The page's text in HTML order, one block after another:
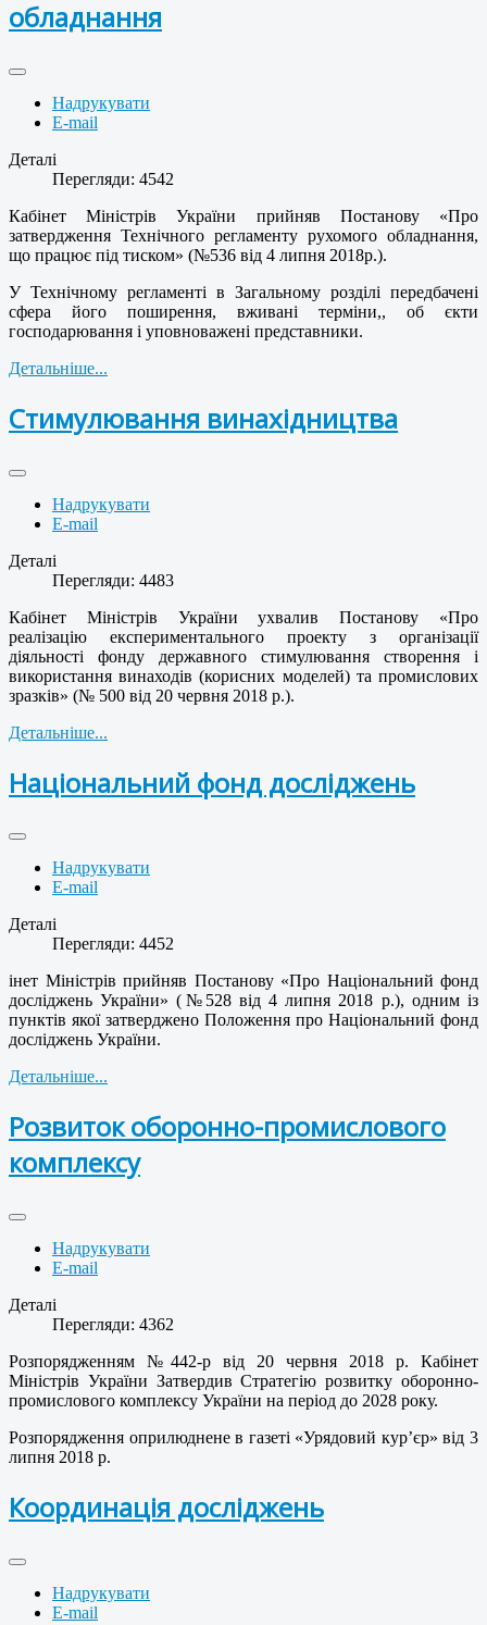
обладнання
Надрукувати
E-mail
Деталі
Перегляди: 4542
Кабінет Міністрів України прийняв Постанову «Про
затвердження Технічного регламенту рухомого обладнання,
що працює під тиском» (№536 від 4 липня 2018р.).
У Технічному регламенті в Загальному розділі передбачені
сфера його поширення, вживані терміни,, об єкти
господарювання і уповноважені представники.
Детальніше...
Стимулювання винахідництва
Надрукувати
E-mail
Деталі
Перегляди: 4483
Кабінет Міністрів України ухвалив Постанову «Про
реалізацію експериментального проекту з організації
діяльності фонду державного стимулювання створення і
використання винаходів (корисних моделей) та промислових
зразків» (№ 500 від 20 червня 2018 р.).
Детальніше...
Національний фонд досліджень
Надрукувати
E-mail
Деталі
Перегляди: 4452
інет Міністрів прийняв Постанову «Про Національний фонд
досліджень України» (№528 від 4 липня 2018 р.), одним із
пунктів якої затверджено Положення про Національний фонд
досліджень України.
Детальніше...
Розвиток оборонно-промислового
комплексу
Надрукувати
E-mail
Деталі
Перегляди: 4362
Розпорядженням №442-р від 20 червня 2018 р. Кабінет
Міністрів України Затвердив Стратегію розвитку оборонно-
промислового комплексу України на період до 2028 року.
Розпорядження оприлюднене в газеті «Урядовий кур’єр» від 3
липня 2018 р.
Координація досліджень
Надрукувати
E-mail